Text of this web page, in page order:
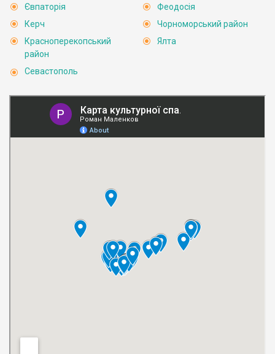
Євпаторія
Керч
Красноперекопський
район
Севастополь
Феодосія
Чорноморський район
Ялта